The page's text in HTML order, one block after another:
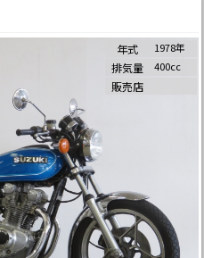
年式 1978年
排気量 400cc
販売店